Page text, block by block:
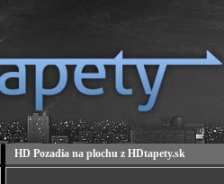
HD Pozadia na plochu z HDtapety.sk